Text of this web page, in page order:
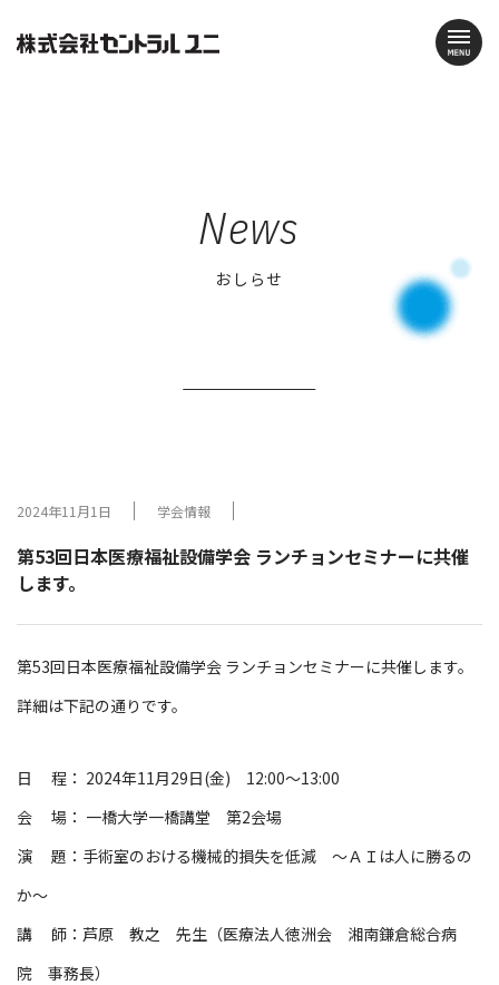
News
おしらせ
2024年11月1日 学会情報
第53回日本医療福祉設備学会 ランチョンセミナーに共催
します。
第53回日本医療福祉設備学会 ランチョンセミナーに共催します。
詳細は下記の通りです。
日 程： 2024年11月29日(金) 12:00～13:00
会 場： 一橋大学一橋講堂 第2会場
演 題：手術室のおける機械的損失を低減 ～ＡＩは人に勝るの
か～
講 師：芦原 教之 先生（医療法人徳洲会 湘南鎌倉総合病
院 事務長）